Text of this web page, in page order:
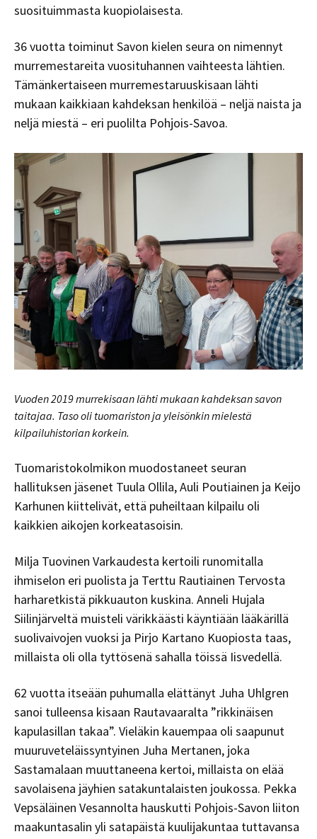
suosituimmasta kuopiolaisesta.
36 vuotta toiminut Savon kielen seura on nimennyt
murremestareita vuosituhannen vaihteesta lähtien.
Tämänkertaiseen murremestaruuskisaan lähti
mukaan kaikkiaan kahdeksan henkilöä – neljä naista ja
neljä miestä – eri puolilta Pohjois-Savoa.
Vuoden 2019 murrekisaan lähti mukaan kahdeksan savon
taitajaa. Taso oli tuomariston ja yleisönkin mielestä
kilpailuhistorian korkein.
Tuomaristokolmikon muodostaneet seuran
hallituksen jäsenet Tuula Ollila, Auli Poutiainen ja Keijo
Karhunen kiittelivät, että puheiltaan kilpailu oli
kaikkien aikojen korkeatasoisin.
Milja Tuovinen Varkaudesta kertoili runomitalla
ihmiselon eri puolista ja Terttu Rautiainen Tervosta
harharetkistä pikkuauton kuskina. Anneli Hujala
Siilinjärveltä muisteli värikkäästi käyntiään lääkärillä
suolivaivojen vuoksi ja Pirjo Kartano Kuopiosta taas,
millaista oli olla tyttösenä sahalla töissä Iisvedellä.
62 vuotta itseään puhumalla elättänyt Juha Uhlgren
sanoi tulleensa kisaan Rautavaaralta ”rikkinäisen
kapulasillan takaa”. Vieläkin kauempaa oli saapunut
muuruveteläissyntyinen Juha Mertanen, joka
Sastamalaan muuttaneena kertoi, millaista on elää
savolaisena jäyhien satakuntalaisten joukossa. Pekka
Vepsäläinen Vesannolta hauskutti Pohjois-Savon liiton
maakuntasalin yli satapäistä kuulijakuntaa tuttavansa